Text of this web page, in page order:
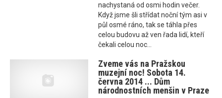
nachystaná od osmi hodin večer.
Když jsme šli střídat noční tým asi v
půl osmé ráno, tak se táhla přes
celou budovu až ven řada lidí, kteří
čekali celou noc...
Zveme vás na Pražskou
muzejní noc! Sobota 14.
června 2014 ... Dům
národnostních menšin v Praze